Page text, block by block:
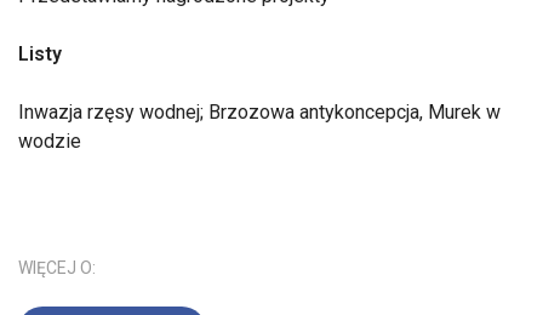
Listy
Inwazja rzęsy wodnej; Brzozowa antykoncepcja, Murek w
wodzie
WIĘCEJ O: